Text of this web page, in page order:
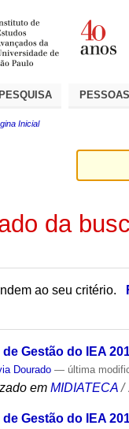
PESQUISA PESSOAS
Inicial
da
ao seu critério.
de Gestão do IEA
Dourado — última
em MIDIATECA /
de Gestão do IEA